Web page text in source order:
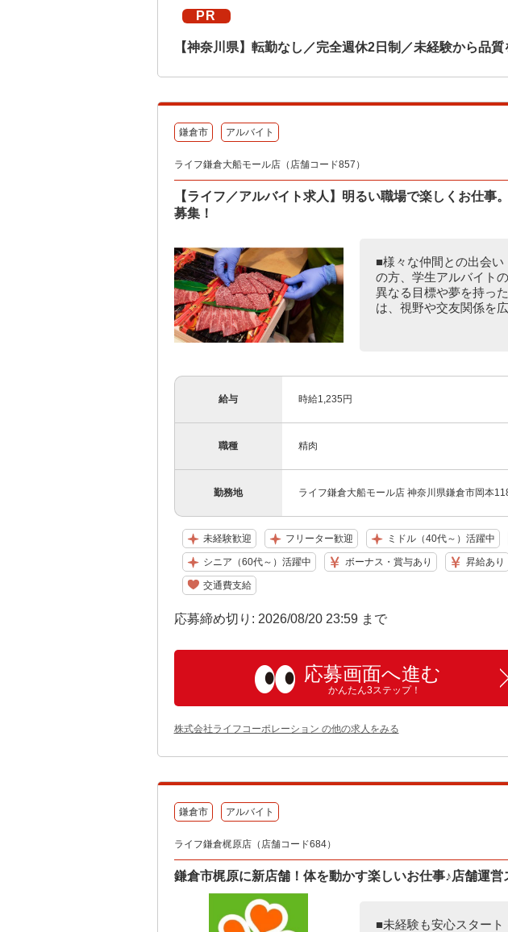
PR
【神奈川県】転勤なし／完全週休2日制／未経験から品
鎌倉市 アルバイト
ライフ鎌倉大船モール店（店舗コード857）
【ライフ／アルバイト求人】明るい職場で楽しくお仕事
募集！
■様々な仲間との出会
の方、学生アルバイト
異なる目標や夢を持っ
は、視野や交友関係を
給与 時給1,235円
職種 精肉
勤務地 ライフ鎌倉大船モール店 神奈川県鎌倉市岡本
未経験歓迎 フリーター歓迎 ミドル（40代～）活躍中
シニア（60代～）活躍中 ボーナス・賞与あり 昇給あり
交通費支給
応募締め切り: 2026/08/20 23:59 まで
応募画面へ進む
かんたん3ステップ！
株式会社ライフコーポレーション の他の求人をみる
鎌倉市 アルバイト
ライフ鎌倉梶原店（店舗コード684）
鎌倉市梶原に新店舗！体を動かす楽しいお仕事♪店舗運営
■未経験も安心スター